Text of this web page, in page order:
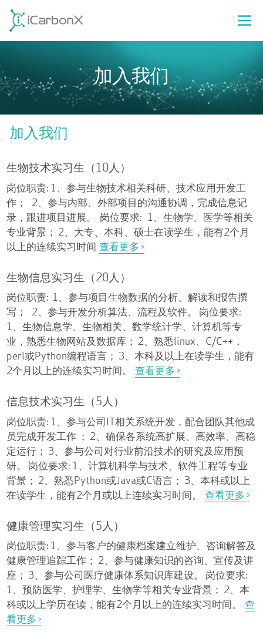
加入我们
加入我们
生物技术实习生（10人）
岗位职责: 1、参与生物技术相关科研、技术应用开发工
作； 2、参与内部、外部项目的沟通协调，完成信息记
录，跟进项目进展。 岗位要求: 1、生物学、医学等相关
专业背景； 2、大专、本科、硕士在读学生，能有2个月
以上的连续实习时间 查看更多 >
生物信息实习生（20人）
岗位职责: 1、参与项目生物数据的分析、解读和报告撰
写； 2、参与开发分析算法、流程及软件。 岗位要求:
1、生物信息学、生物相关、数学统计学、计算机等专
业，熟悉生物网站及数据库； 2、熟悉linux、C/C++，
perl或Python编程语言； 3、本科及以上在读学生，能有
2个月以上的连续实习时间。
查看更多 >
信息技术实习生（5人）
岗位职责: 1、参与公司IT相关系统开发，配合团队其他成
员完成开发工作 ； 2、确保各系统高扩展、高效率、高稳
定运行； 3、参与公司对行业前沿技术的研究及应用预
研。 岗位要求: 1、计算机科学与技术、软件工程等专业
背景； 2、熟悉Python或Java或C语言； 3、本科或以上
在读学生，能有2个月或以上连续实习时间。
查看更多 >
健康管理实习生（5人）
岗位职责: 1、参与客户的健康档案建立维护、咨询解答及
健康管理追踪工作； 2、参与健康知识的咨询、宣传及讲
座； 3、参与公司医疗健康体系知识库建设。 岗位要求:
1、预防医学、护理学、生物学等相关专业背景； 2、本
科或以上学历在读，能有2个月以上的连续实习时间。
查
看更多 >